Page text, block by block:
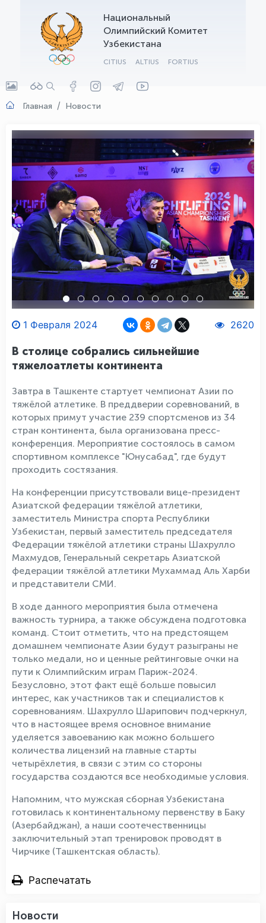
Национальный
Олимпийский Комитет
Узбекистана
CITIUS ALTIUS FORTIUS
Главная Новости
1 Февраля 2024 2620
В столице собрались сильнейшие
тяжелоатлеты континента
Завтра в Ташкенте стартует чемпионат Азии по
тяжёлой атлетике. В преддверии соревнований, в
которых примут участие 239 спортсменов из 34
стран континента, была организована пресс-
конференция. Мероприятие состоялось в самом
спортивном комплексе "Юнусабад", где будут
проходить состязания.
На конференции присутствовали вице-президент
Азиатской федерации тяжёлой атлетики,
заместитель Министра спорта Республики
Узбекистан, первый заместитель председателя
Федерации тяжёлой атлетики страны Шахрулло
Махмудов, Генеральный секретарь Азиатской
федерации тяжёлой атлетики Мухаммад Аль Харби
и представители СМИ.
В ходе данного мероприятия была отмечена
важность турнира, а также обсуждена подготовка
команд. Стоит отметить, что на предстоящем
домашнем чемпионате Азии будут разыграны не
только медали, но и ценные рейтинговые очки на
пути к Олимпийским играм Париж-2024.
Безусловно, этот факт ещё больше повысил
интерес, как участников так и специалистов к
соревнованиям. Шахрулло Шарипович подчеркнул,
что в настоящее время основное внимание
уделяется завоеванию как можно большего
количества лицензий на главные старты
четырёхлетия, в связи с этим со стороны
государства создаются все необходимые условия.
Напомним, что мужская сборная Узбекистана
готовилась к континентальному первенству в Баку
(Азербайджан), а наши соотечественницы
заключительный этап тренировок проводят в
Чирчике (Ташкентская область).
Распечатать
Новости
OLYMPCHIK AI - yordamchi
Онлайн · olympic.uz